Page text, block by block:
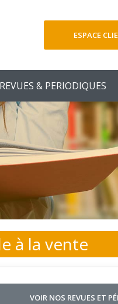
ESPACE
Votre
Votre
REVUES & PERIODIQUES
à la vente
VOIR NOS REVUES ET